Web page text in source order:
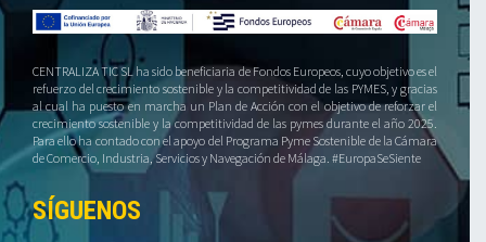
CENTRALIZA TIC SL ha sido beneficiaria de Fondos Europeos, cuyo objetivo es el
refuerzo del crecimiento sostenible y la competitividad de las PYMES, y gracias
al cual ha puesto en marcha un Plan de Acción con el objetivo de reforzar el
crecimiento sostenible y la competitividad de las pymes durante el año 2025.
Para ello ha contado con el apoyo del Programa Pyme Sostenible de la Cámara
de Comercio, Industria, Servicios y Navegación de Málaga. #EuropaSeSiente
SÍGUENOS